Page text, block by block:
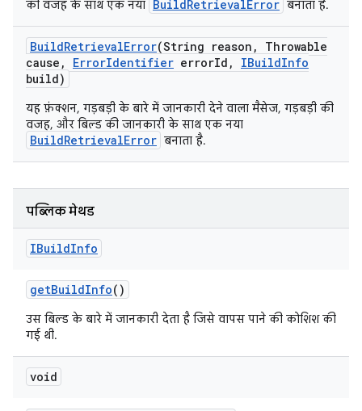
की वजह के साथ एक नया BuildRetrievalError बनाता है.
BuildRetrievalError(String reason ,
Throwable
cause , ErrorIdentifier errorId , IBuildInfo
build)
यह फ़ंक्शन, गड़बड़ी के बारे में जानकारी देने वाला मैसेज, गड़बड़ी की
वजह, और बिल्ड की जानकारी के साथ एक नया
BuildRetrievalError बनाता है.
पब्लिक मेथड
IBuildInfo
getBuildInfo()
उस बिल्ड के बारे में जानकारी देता है जिसे वापस पाने की कोशिश की
गई थी.
void